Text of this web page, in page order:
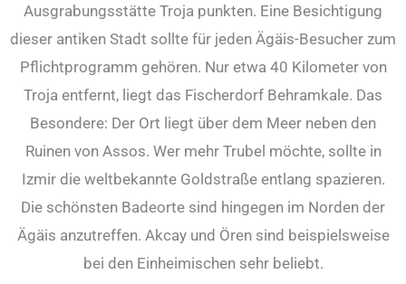
Ausgrabungsstätte Troja punkten. Eine Besichtigung
dieser antiken Stadt sollte für jeden Ägäis-Besucher zum
Pflichtprogramm gehören. Nur etwa 40 Kilometer von
Troja entfernt, liegt das Fischerdorf Behramkale. Das
Besondere: Der Ort liegt über dem Meer neben den
Ruinen von Assos. Wer mehr Trubel möchte, sollte in
Izmir die weltbekannte Goldstraße entlang spazieren.
Die schönsten Badeorte sind hingegen im Norden der
Ägäis anzutreffen. Akcay und Ören sind beispielsweise
bei den Einheimischen sehr beliebt.